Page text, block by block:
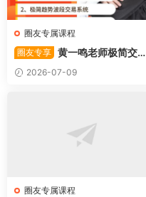
圈友专属课程
圈友专享 黄一鸣老师极简交易
系统2026-07-09
圈友专属课程